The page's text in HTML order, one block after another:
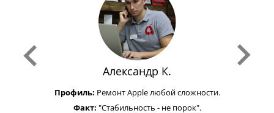
Денис П.
Профиль:Модульный ремонт Apple.
Факт:Не ест мясо.